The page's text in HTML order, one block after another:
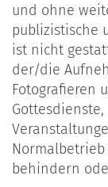
und ohne
publizistische
ist nicht
der/die
Fotografieren
behindern